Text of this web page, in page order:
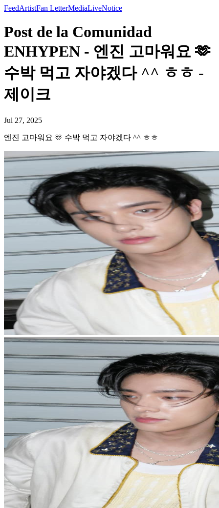
FeedArtistFan LetterMediaLiveNotice
Post de la Comunidad
ENHYPEN - 엔진 고마워요 🫶
수박 먹고 자야겠다 ^^ ㅎㅎ -
제이크
Jul 27, 2025
엔진 고마워요 🫶 수박 먹고 자야겠다 ^^ ㅎㅎ